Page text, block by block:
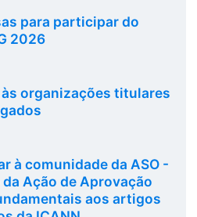
para participar do
2026
às organizações titulares
à comunidade da ASO -
Ação de Aprovação
aos artigos